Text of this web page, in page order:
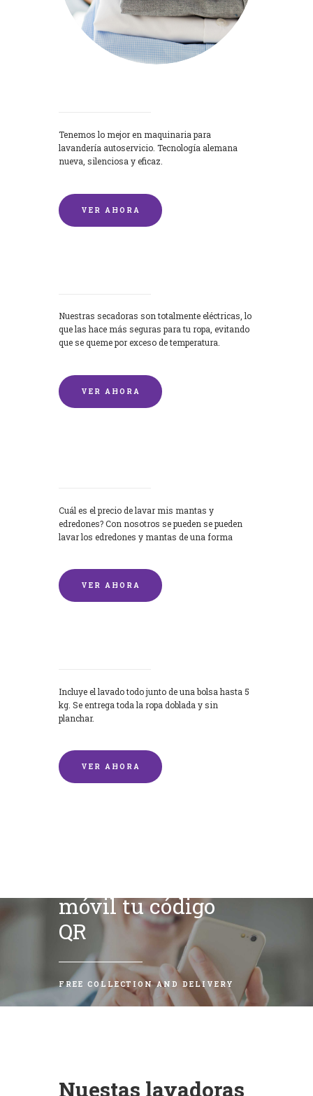
Tenemos lo mejor en maquinaria para
lavandería autoservicio. Tecnología alemana
nueva, silenciosa y eficaz.
VER AHORA
Nuestras secadoras son totalmente eléctricas, lo
que las hace más seguras para tu ropa, evitando
que se queme por exceso de temperatura.
VER AHORA
Cuál es el precio de lavar mis mantas y
edredones? Con nosotros se pueden se pueden
lavar los edredones y mantas de una forma
VER AHORA
Incluye el lavado todo junto de una bolsa hasta 5
kg. Se entrega toda la ropa doblada y sin
planchar.
VER AHORA
móvil tu código
QR
FREE COLLECTION AND DELIVERY
Nuestas lavadoras